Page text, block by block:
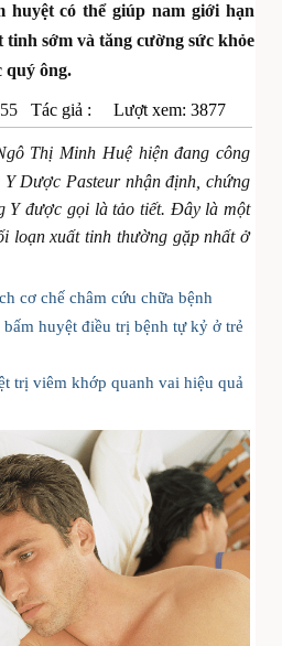
huyệt có thể giúp nam giới hạn
sớm và tăng cường sức khỏe
quý ông.
Tác giả : Lượt xem: 3877
Thị Minh Huệ hiện đang công
Dược Pasteur nhận định, chứng
Y được gọi là tảo tiết. Đây là một
loạn xuất tinh thường gặp nhất ở
cơ chế châm cứu chữa bệnh
huyệt điều trị bệnh tự kỷ ở trẻ
trị viêm khớp quanh vai hiệu quả